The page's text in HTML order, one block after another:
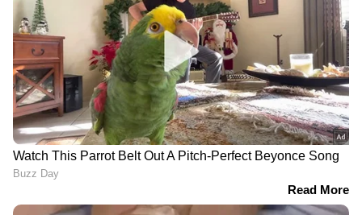
RECOMMENDED STORIES